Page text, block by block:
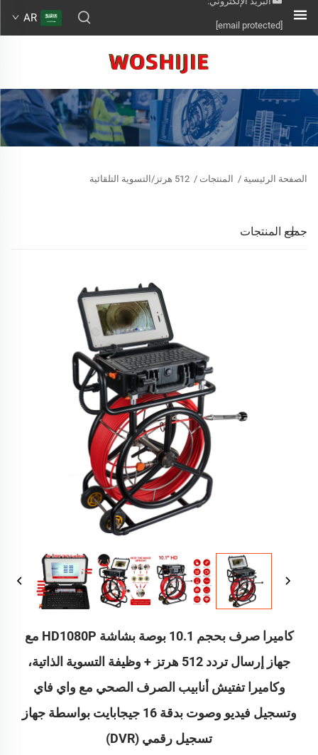
AR
الصفحة الرئيسية / المنتجات / 512 هرتز/التسوية التلقائية
جميع المنتجات
كاميرا صرف بحجم 10.1 بوصة بشاشة HD1080P مع
جهاز إرسال تردد 512 هرتز + وظيفة التسوية الذاتية،
وكاميرا تفتيش أنابيب الصرف الصحي مع واي فاي
وتسجيل فيديو وصوت بدقة 16 جيجابايت بواسطة جهاز
تسجيل رقمي (DVR)